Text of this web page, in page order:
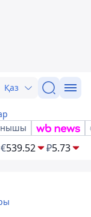
Қаз
€539.52 ₽5.73